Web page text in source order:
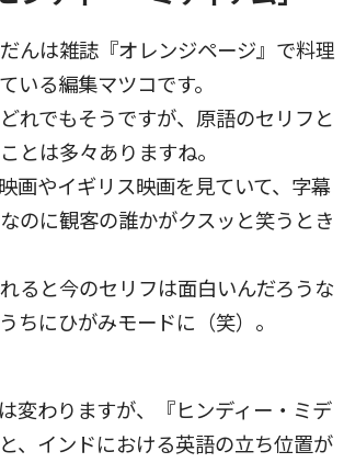
んは雑誌『オレンジページ』で料理
いる編集マツコです。
れでもそうですが、原語のセリフと
とは多々ありますね。
画やイギリス映画を見ていて、字幕
のに観客の誰かがクスッと笑うとき
れると今のセリフは面白いんだろうな
ちにひがみモードに（笑）。
変わりますが、『ヒンディー・ミデ
、インドにおける英語の立ち位置が